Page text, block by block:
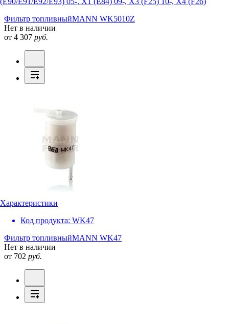
Фильтр топливныйMANN WK5010Z
Нет в наличии
от 4 307 руб.
Характеристики
Код продукта: WK47
Фильтр топливныйMANN WK47
Нет в наличии
от 702 руб.